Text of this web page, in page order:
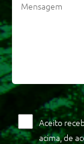
Aceito
acima, de